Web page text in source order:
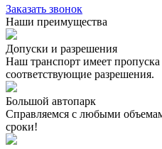
Заказать звонок
Наши преимущества
Допуски и разрешения
Наш транспорт имеет
соответствующие разрешения.
Большой автопарк
Справляемся с любыми
сроки!